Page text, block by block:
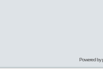
Powered by